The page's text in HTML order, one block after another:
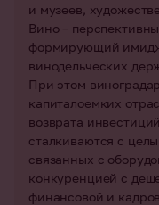
и музеев,
Вино –
формирующий
винодельческих
При этом
капиталоемких
возврата
сталкиваются с
связанных с
конкуренцией с
финансовой и